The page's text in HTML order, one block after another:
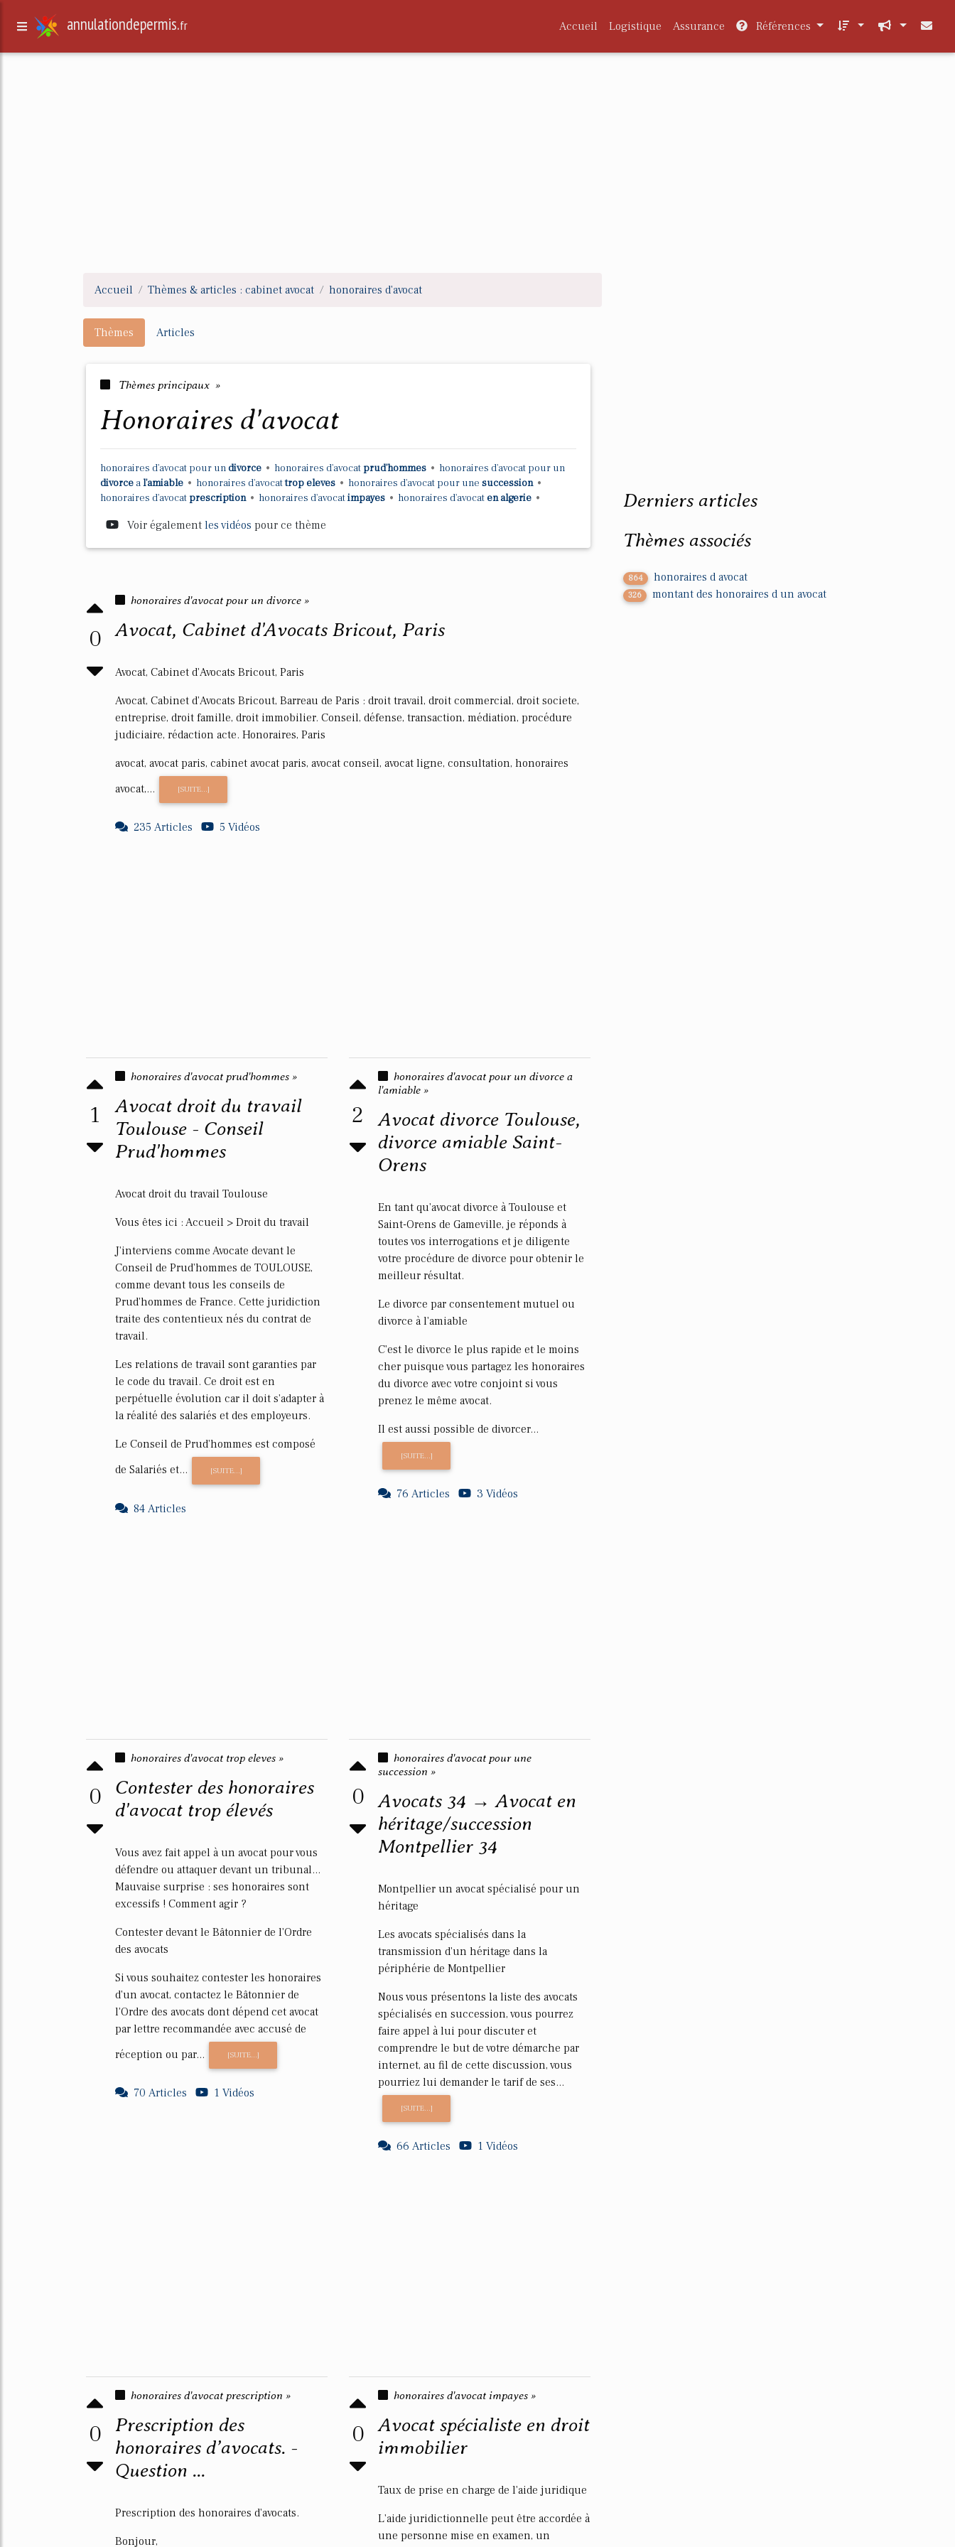
annulationdepermis.fr Accueil Logistique Assurance Références
Accueil Thèmes & articles : cabinet avocat honoraires d'avocat
Thèmes Articles
Thèmes principaux »
honoraires d'avocat
honoraires d'avocat pour un divorce • honoraires d'avocat prud'hommes • honoraires d'avocat pour un
divorce al'amiable • honoraires d'avocattrop eleves • honoraires d'avocat pour une succession •
honoraires d'avocat prescription • honoraires d'avocatimpayes • honoraires d'avocat en algerie •
Voir également les vidéos pour ce thème
0
honoraires d'avocat pour un divorce »
Avocat, Cabinet d'Avocats Bricout, Paris
Avocat, Cabinet d'Avocats Bricout, Paris
Avocat, Cabinet d'Avocats Bricout, Barreau de Paris : droit travail, droit commercial, droit societe,
entreprise, droit famille, droit immobilier. Conseil, défense, transaction, médiation, procédure
judiciaire, rédaction acte. Honoraires, Paris
avocat, avocat paris, cabinet avocat paris, avocat conseil, avocat ligne, consultation, honoraires
avocat,...
[SUITE...]
235 Articles 5 Vidéos
1
honoraires d'avocat prud'hommes »
Avocat droit du travail
Toulouse - Conseil
Prud'hommes
Avocat droit du travail Toulouse
Vous êtes ici : Accueil > Droit du travail
J'interviens comme Avocate devant le
Conseil de Prud'hommes de TOULOUSE,
comme devant tous les conseils de
Prud'hommes de France. Cette juridiction
traite des contentieux nés du contrat de
travail.
Les relations de travail sont garanties par
le code du travail. Ce droit est en
perpétuelle évolution car il doit s'adapter à
la réalité des salariés et des employeurs.
Le Conseil de Prud'hommes est composé
de Salariés et...
[SUITE...]
84 Articles
2
honoraires d'avocat pour un divorce a
l'amiable »
Avocat divorce Toulouse,
divorce amiable Saint-
Orens
En tant qu'avocat divorce à Toulouse et
Saint-Orens de Gameville, je réponds à
toutes vos interrogations et je diligente
votre procédure de divorce pour obtenir le
meilleur résultat.
Le divorce par consentement mutuel ou
divorce à l'amiable
C'est le divorce le plus rapide et le moins
cher puisque vous partagez les honoraires
du divorce avec votre conjoint si vous
prenez le même avocat.
Il est aussi possible de divorcer...
[SUITE...]
76 Articles 3 Vidéos
0
honoraires d'avocat trop eleves »
Contester des honoraires
d'avocat trop élevés
Vous avez fait appel à un avocat pour vous
défendre ou attaquer devant un tribunal...
Mauvaise surprise : ses honoraires sont
excessifs ! Comment agir ?
Contester devant le Bâtonnier de l'Ordre
des avocats
Si vous souhaitez contester les honoraires
d'un avocat, contactez le Bâtonnier de
l'Ordre des avocats dont dépend cet avocat
par lettre recommandée avec accusé de
réception ou par...
[SUITE...]
70 Articles 1 Vidéos
0
honoraires d'avocat pour une
succession »
Avocats 34 → Avocat en
héritage/succession
Montpellier 34
Montpellier un avocat spécialisé pour un
héritage
Les avocats spécialisés dans la
transmission d'un héritage dans la
périphérie de Montpellier
Nous vous présentons la liste des avocats
spécialisés en succession, vous pourrez
faire appel à lui pour discuter et
comprendre le but de votre démarche par
internet, au fil de cette discussion, vous
pourriez lui demander le tarif de ses...
[SUITE...]
66 Articles 1 Vidéos
0
honoraires d'avocat prescription »
Prescription des
honoraires d’avocats. -
Question ...
Prescription des honoraires d'avocats.
Bonjour,
0
honoraires d'avocat impayes »
Avocat spécialiste en droit
immobilier
Taux de prise en charge de l'aide juridique
L'aide juridictionnelle peut être accordée à
une personne mise en examen, un
Derniers articles
Thèmes associés
864 honoraires d avocat
326 montant des honoraires d un avocat